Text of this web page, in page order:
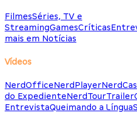
FilmesSéries, TV e
StreamingGamesCríticas
mais em Notícias
Vídeos
NerdOfficeNerdPlayer
do ExpedienteNerdTour
EntrevistaQueimando a Língua